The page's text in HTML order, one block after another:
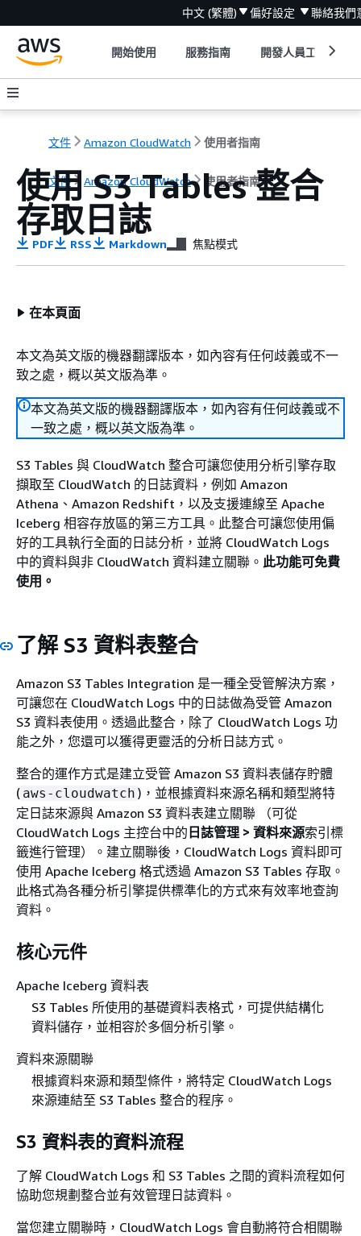
中文 (繁體) 偏好設定 聯絡我們
開始使用 服務指南 開發人員工具
文件 Amazon CloudWatch 使用者指南
文件 Amazon CloudWatch 使用者指南
使用 S3 Tables 整合
存取日誌
PDF RSS Markdown 焦點模式
在本頁面
本文為英文版的機器翻譯版本，如內容有任何歧義或不一
致之處，概以英文版為準。
本文為英文版的機器翻譯版本，如內容有任何歧義或不
一致之處，概以英文版為準。
S3 Tables 與 CloudWatch 整合可讓您使用分析引擎存取
擷取至 CloudWatch 的日誌資料，例如 Amazon
Athena、Amazon Redshift，以及支援連線至 Apache
Iceberg 相容存放區的第三方工具。此整合可讓您使用偏
好的工具執行全面的日誌分析，並將 CloudWatch Logs
中的資料與非 CloudWatch 資料建立關聯。 此功能可免費
使用。
了解 S3 資料表整合
Amazon S3 Tables Integration 是一種全受管解決方案，
可讓您在 CloudWatch Logs 中的日誌做為受管 Amazon
S3 資料表使用。透過此整合，除了 CloudWatch Logs 功
能之外，您還可以獲得更靈活的分析日誌方式。
整合的運作方式是建立受管 Amazon S3 資料表儲存貯體
( aws-cloudwatch )，並根據資料來源名稱和類型將特
定日誌來源與 Amazon S3 資料表建立關聯 （可從
CloudWatch Logs 主控台中的 日誌管理 > 資料來源索引標
籤進行管理）。建立關聯後，CloudWatch Logs 資料即可
使用 Apache Iceberg 格式透過 Amazon S3 Tables 存取。
此格式為各種分析引擎提供標準化的方式來有效率地查詢
資料。
核心元件
Apache Iceberg 資料表
S3 Tables 所使用的基礎資料表格式，可提供結構化
資料儲存，並相容於多個分析引擎。
資料來源關聯
根據資料來源和類型條件，將特定 CloudWatch Logs
來源連結至 S3 Tables 整合的程序。
S3 資料表的資料流程
了解 CloudWatch Logs 和 S3 Tables 之間的資料流程如何
協助您規劃整合並有效管理日誌資料。
當您建立關聯時，CloudWatch Logs 會自動將符合相關聯